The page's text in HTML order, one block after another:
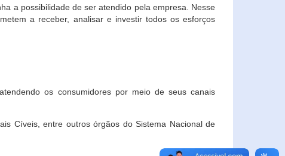
a possibilidade de ser atendido pela empresa. Nesse
a receber, analisar e investir todos os esforços
os consumidores por meio de seus canais
Cíveis, entre outros órgãos do Sistema Nacional de